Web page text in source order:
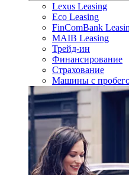
Lexus Leasing
Eco Leasing
FinComBank
MAIB Leasing
Трейд-ин
Финансирование
Страхование
Машины с